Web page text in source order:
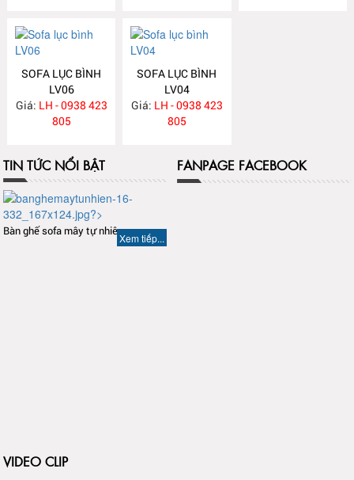
SOFA LỤC BÌNH
LV06
Giá: LH - 0938 423
805
SOFA LỤC BÌNH
LV04
Giá: LH - 0938 423
805
TIN TỨC NỔI BẬT
Bàn ghế sofa mây tự nhiên
Xem tiếp...
FANPAGE FACEBOOK
VIDEO CLIP